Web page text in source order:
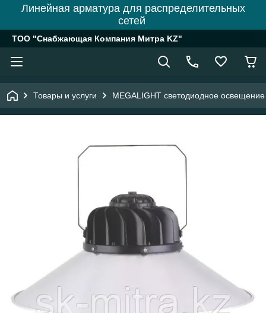
Линейная арматура для распределительных
сетей
ТОО "Снабжающая Компания Митра KZ"
Товары и услуги MEGALIGHT светодиодное освещение